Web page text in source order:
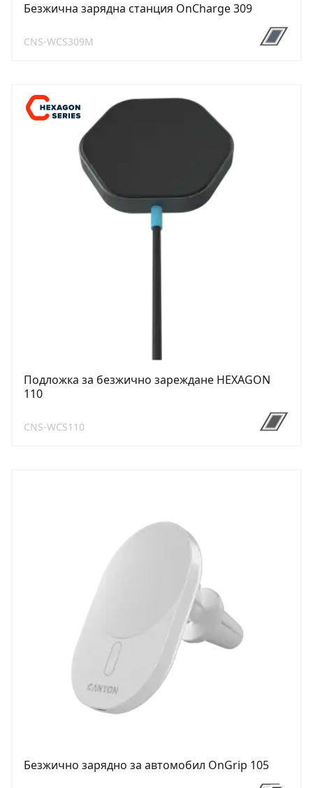
Безжична зарядна станция OnCharge 309
CNS-WCS309M
Подложка за безжично зареждане HEXAGON
110
CNS-WCS110
Безжично зарядно за автомобил OnGrip 105